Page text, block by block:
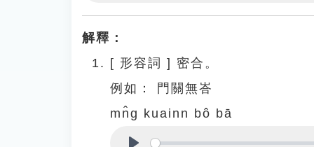
解釋：
[ 形容詞 ] 密合。
例如：
門關無峇
mn̂g kuainn bô bā